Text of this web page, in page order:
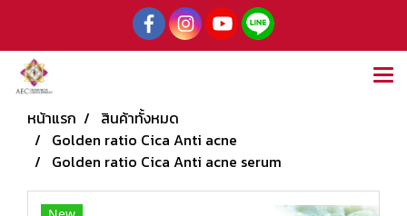
หน้าแรก
สินค้าทั้งหมด
Golden ratio Cica Anti acne
Golden ratio Cica Anti acne serum